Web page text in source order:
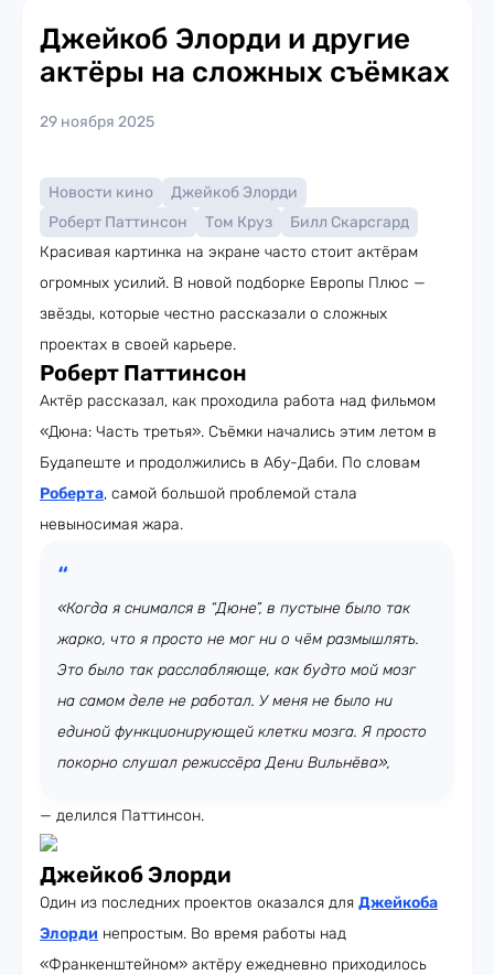
Джейкоб Элорди и другие
актёры на сложных съёмках
29 ноября 2025
Новости кино
Джейкоб Элорди
Роберт Паттинсон
Том Круз
Билл Скарсгард
Красивая картинка на экране часто стоит актёрам
огромных усилий. В новой подборке Европы Плюс —
звёзды, которые честно рассказали о сложных
проектах в своей карьере.
Роберт Паттинсон
Актёр рассказал, как проходила работа над фильмом
«Дюна: Часть третья». Съёмки начались этим летом в
Будапеште и продолжились в Абу-Даби. По словам
Роберта, самой большой проблемой стала
невыносимая жара.
«Когда я снимался в “Дюне”, в пустыне было так
жарко, что я просто не мог ни о чём размышлять.
Это было так расслабляюще, как будто мой мозг
на самом деле не работал. У меня не было ни
единой функционирующей клетки мозга. Я просто
покорно слушал режиссёра Дени Вильнёва»,
— делился Паттинсон.
Джейкоб Элорди
Один из последних проектов оказался для Джейкоба
Элорди непростым. Во время работы над
«Франкенштейном» актёру ежедневно приходилось